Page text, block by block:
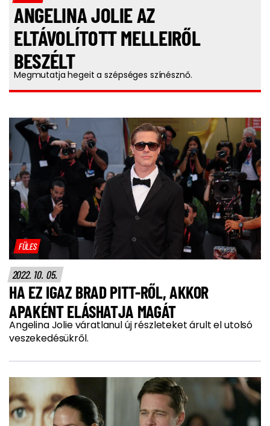
ANGELINA JOLIE AZ
ELTÁVOLÍTOTT MELLEIRŐL
BESZÉLT
Megmutatja hegeit a szépséges színésznő.
FÜLES
2022. 10. 05.
HA EZ IGAZ BRAD PITT-RŐL, AKKOR
APAKÉNT ELÁSHATJA MAGÁT
Angelina Jolie váratlanul új részleteket árult el utolsó
veszekedésükről.